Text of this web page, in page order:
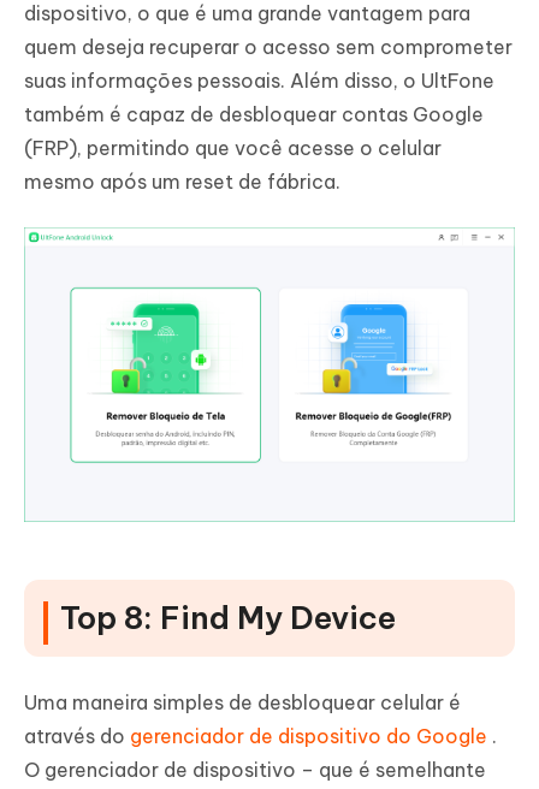
dispositivo, o que é uma grande vantagem para
quem deseja recuperar o acesso sem comprometer
suas informações pessoais. Além disso, o UltFone
também é capaz de desbloquear contas Google
(FRP), permitindo que você acesse o celular
mesmo após um reset de fábrica.
Top 8: Find My Device
Uma maneira simples de desbloquear celular é
através do gerenciador de dispositivo do Google .
O gerenciador de dispositivo – que é semelhante